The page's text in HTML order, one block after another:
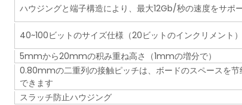
ハウジングと端子構造により、最大12Gb/秒の速度をサポ
40~100ビットのサイズ仕様（20ビットのインクリメント）
5mmから20mmの积み重ね高さ（1mmの増分で）
0.80mmの二重列の接触ピッチは、ボードのスペースを节
できます
スラッチ防止ハウジング